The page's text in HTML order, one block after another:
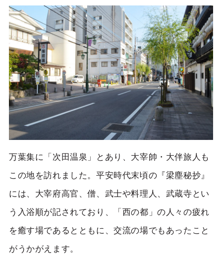
万葉集に「次田温泉」とあり、大宰帥・大伴旅人も
この地を訪れました。平安時代末頃の『梁塵秘抄』
には、大宰府高官、僧、武士や料理人、武蔵寺とい
う入浴順が記されており、「西の都」の人々の疲れ
を癒す場であるとともに、交流の場でもあったこと
がうかがえます。